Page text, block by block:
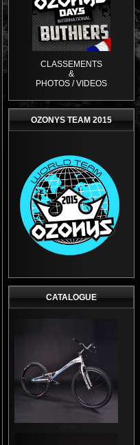
CLASSEMENTS
&
PHOTOS / VIDEOS
OZONYS TEAM 2015
CATALOGUE